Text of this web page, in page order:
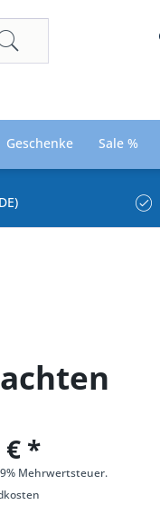
Geschenke Sale %
€ *
Mehrwertsteuer.